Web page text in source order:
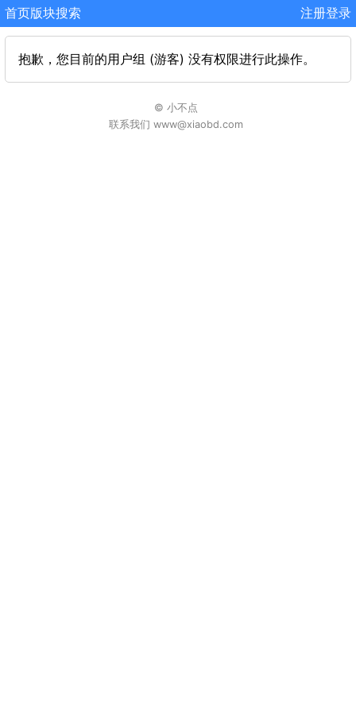
首页版块搜索 注册登录
抱歉，您目前的用户组 (游客) 没有权限进行此操作。
© 小不点
联系我们 www@xiaobd.com